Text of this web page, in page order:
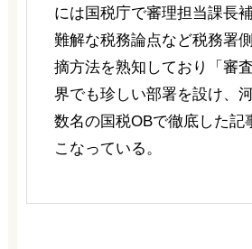
には国税庁で審理担当課長
難解な税務論点など税務署
摘方法を熟知しており「審
界でも珍しい部署を設け、
数名の国税OBで徹底した記
こなっている。